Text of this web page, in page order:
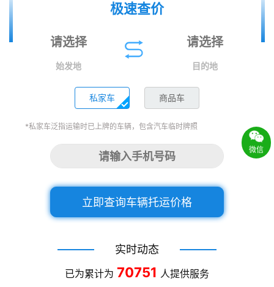
极速查价
始发地 目的地
私家车 商品车
*私家车泛指运输时已上牌的车辆，包含汽车临时牌照
立即查询车辆托运价格
实时动态
已为累计为 70751 人提供服务
微信